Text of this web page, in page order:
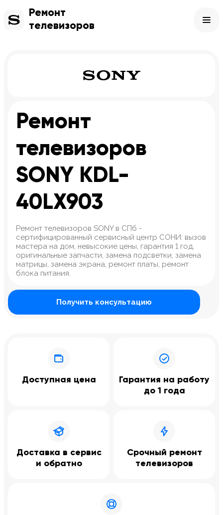
Ремонт
телевизоров
Ремонт
телевизоров
SONY KDL-
40LX903
Ремонт телевизоров SONY в СПб -
сертифицированный сервисный центр СОНИ: вызов
мастера на дом, невысокие цены, гарантия 1 год,
оригинальные запчасти, замена подсветки, замена
матрицы, замена экрана, ремонт платы, ремонт
блока питания.
Получить консультацию
Доступная цена
Гарантия на работу
до 1 года
Доставка в сервис
и обратно
Срочный ремонт
телевизоров